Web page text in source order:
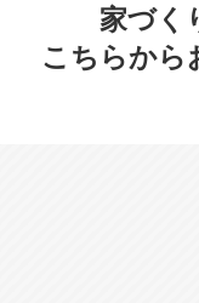
家づく
こちらから